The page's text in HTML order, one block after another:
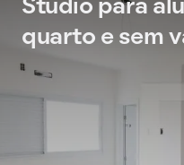
Studio para
quarto e sem